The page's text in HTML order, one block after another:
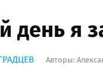
день я
Авторы: